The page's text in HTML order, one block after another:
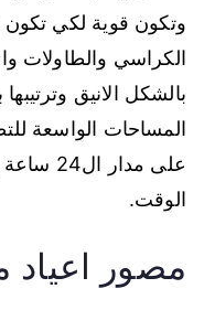
وتكون قوية لكي تكون
الكراسي والطاولات
بالشكل الانيق
على
الوقت.
مصور اعياد